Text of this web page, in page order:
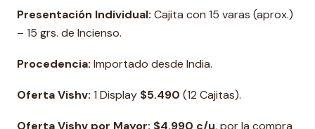
Presentación Individual: Cajita con 15 varas (aprox.)
– 15 grs. de Incienso.
Procedencia: Importado desde India.
Oferta Vishv: 1 Display $5.490 (12 Cajitas).
Oferta Vishv por Mayor: $4.990 c/u. por la compra